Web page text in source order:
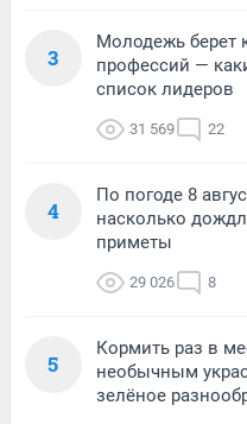
3
Молодежь берет
профессий —
список лидеров
31 569 22
4
По погоде 8
насколько
приметы
29 026 8
5
Кормить раз в
необычным
зелёное